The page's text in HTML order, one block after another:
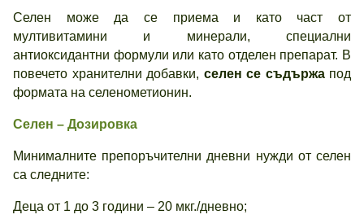
Селен може да се приема и като част от
мултивитамини и минерали, специални
антиоксидантни формули или като отделен препарат. В
повечето хранителни добавки, селен се съдържапод
формата на селенометионин.
Селен – Дозировка
Минималните препоръчителни дневни нужди от селен
са следните:
Деца от 1 до 3 години – 20 мкг./дневно;